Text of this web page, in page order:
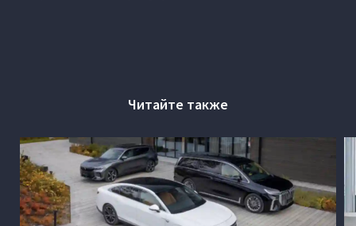
Читайте также